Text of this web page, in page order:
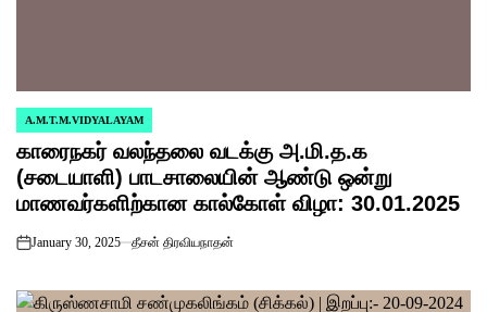
POSTED
IN
A.M.T.M.VIDYALAYAM
காரைநகர் வலந்தலை வடக்கு அ.மி.த.க
(சடையாளி) பாடசாலையின் ஆண்டு ஒன்று
மாணவர்களிற்கான கால்கோள் விழா: 30.01.2025
on
January 30, 2025 தீசன் திரவியநாதன்